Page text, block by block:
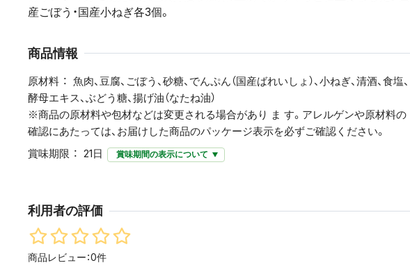
産ごぼう・国産小ねぎ各3個。
商品情報
原材料
魚肉、豆腐、ごぼう、砂糖、でんぷん（国産ばれいしょ）、小ねぎ、清酒、食塩、
酵母エキス、ぶどう糖、揚げ油（なたね油）
※商品の原材料や包材などは変更される場合があり ま す。アレルゲンや原材料の
確認にあたっては、お届けした商品のパッケージ表示を必ずご確認ください。
賞味期限
21日 賞味期間の表示について
利用者の評価
商品レビュー：0件